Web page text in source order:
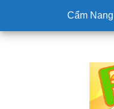
Cẩm Nang